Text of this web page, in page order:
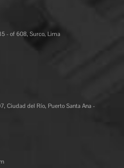
- of 608, Surco, Lima
Ciudad del Río, Puerto Santa Ana -